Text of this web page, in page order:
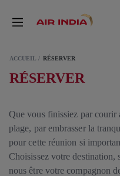
ACCUEIL RÉSERVER
RÉSERVER
Que vous finissiez par courir
plage, par embrasser la
pour cette réunion si
Choisissez votre destination,
nous être votre compagnon